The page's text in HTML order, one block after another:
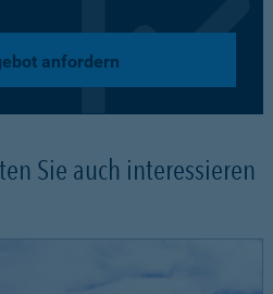
anfordern
Sie auch interessieren